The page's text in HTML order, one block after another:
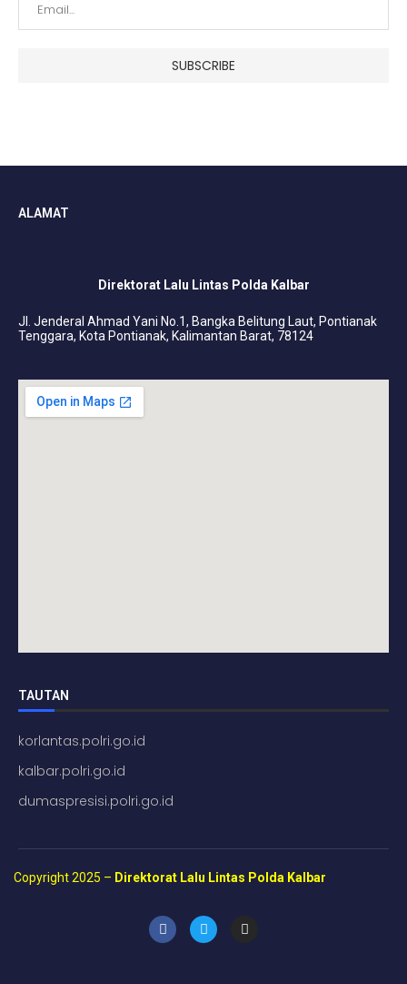
ALAMAT
Direktorat Lalu Lintas Polda Kalbar
Jl. Jenderal Ahmad Yani No.1, Bangka Belitung Laut, Pontianak
Tenggara, Kota Pontianak, Kalimantan Barat, 78124
TAUTAN
korlantas.polri.go.id
kalbar.polri.go.id
dumaspresisi.polri.go.id
Copyright 2025 – Direktorat Lalu Lintas Polda Kalbar